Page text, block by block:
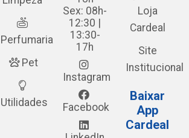
Perfumaria
Pet
Utilidades
Sex: 08h-
12:30 |
13:30-
17h
Instagram
Facebook
Loja
Cardeal
Site
Institucional
Baixar
App
Cardeal